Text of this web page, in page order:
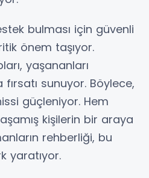
bulması için güvenli
önem taşıyor.
yaşananları
sunuyor. Böylece,
güçleniyor. Hem
kişilerin bir araya
rehberliği, bu
yaratıyor.